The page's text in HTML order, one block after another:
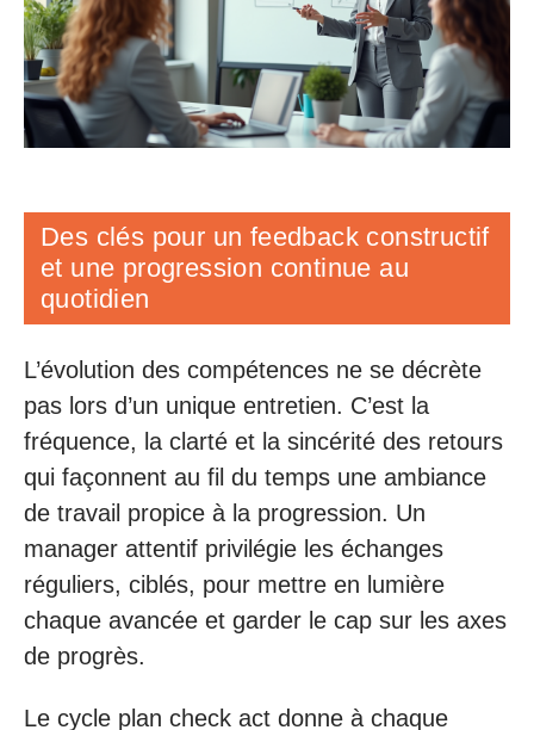
Des clés pour un feedback constructif
et une progression continue au
quotidien
L’évolution des compétences ne se décrète
pas lors d’un unique entretien. C’est la
fréquence, la clarté et la sincérité des retours
qui façonnent au fil du temps une ambiance
de travail propice à la progression. Un
manager attentif privilégie les échanges
réguliers, ciblés, pour mettre en lumière
chaque avancée et garder le cap sur les axes
de progrès.
Le cycle plan check act donne à chaque